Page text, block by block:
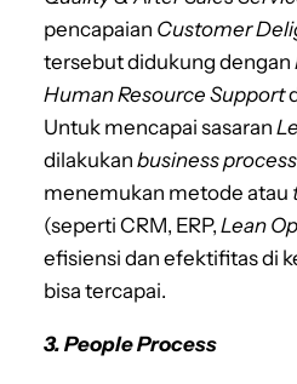
pencapaian Customer
tersebut didukung dengan
Human Resource Support
Untuk mencapai sasaran
dilakukan business
menemukan metode atau
(seperti CRM, ERP, Lean
efisiensi dan efektifitas di
bisa tercapai.
3. People Process